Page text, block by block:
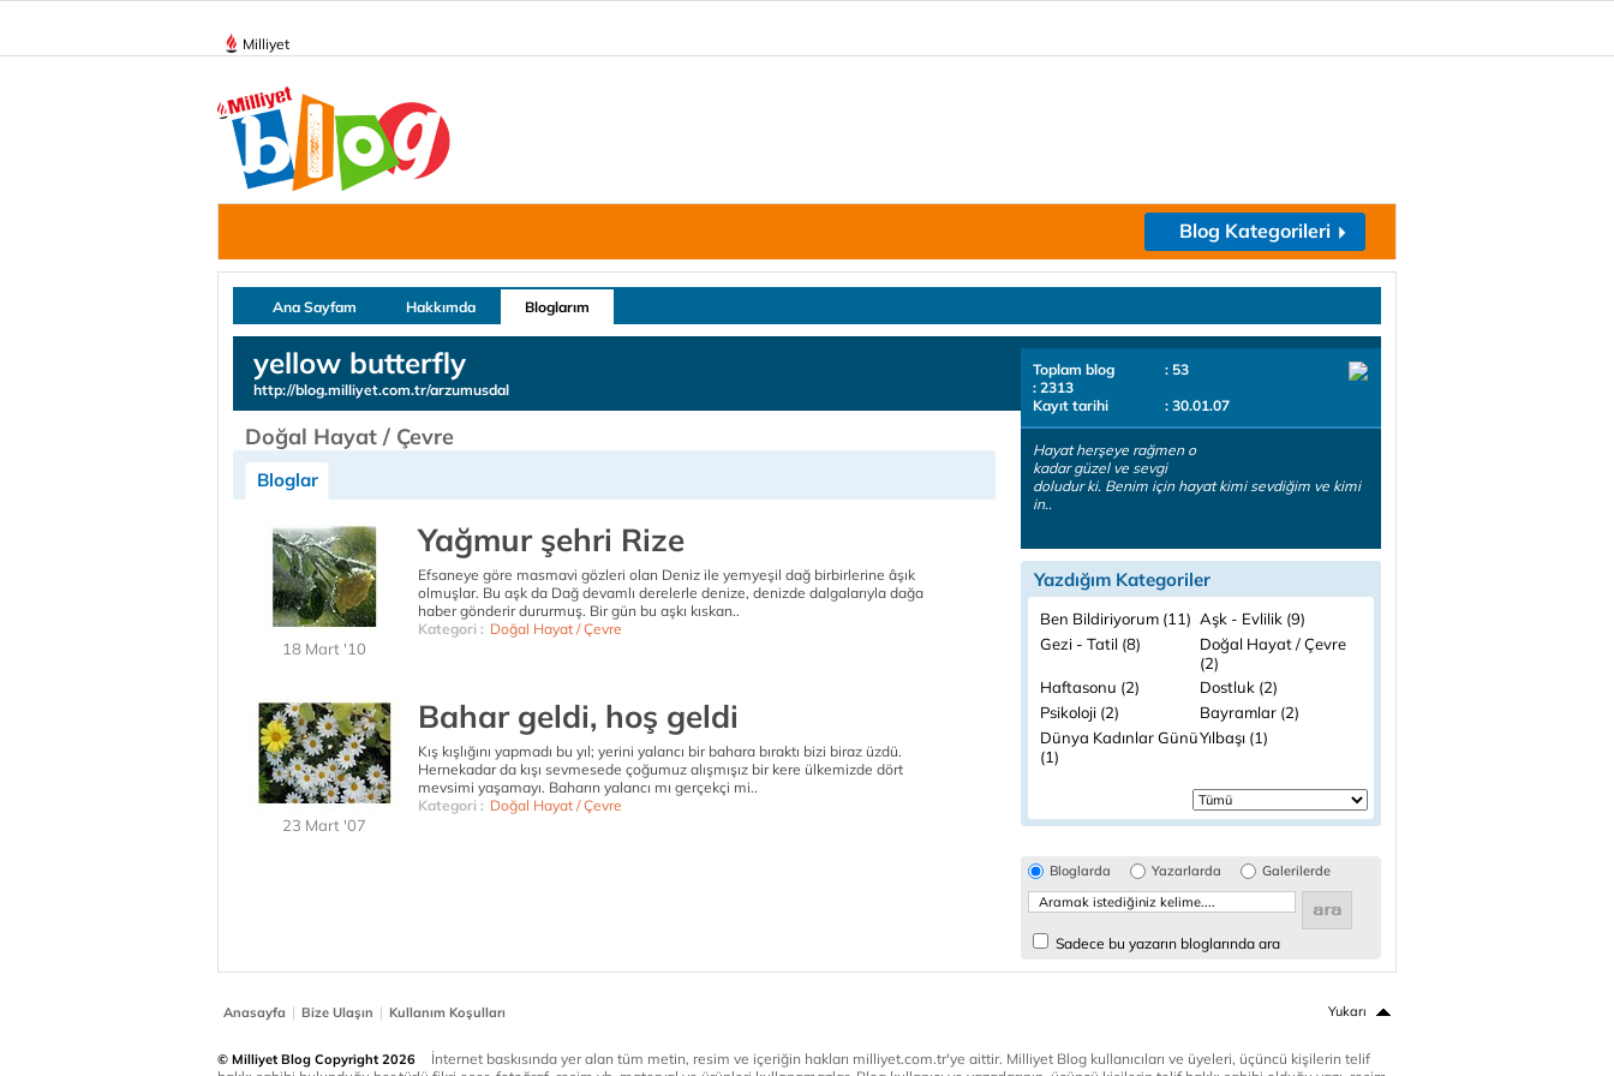
Milliyet
Blog Kategorileri
Ana Sayfam Hakkımda Bloglarım
yellow butterfly
http://blog.milliyet.com.tr/arzumusdal
Doğal Hayat / Çevre
Bloglar
18 Mart '10
Yağmur şehri Rize
Efsaneye göre masmavi gözleri olan Deniz ile yemyeşil dağ birbirlerine âşık
olmuşlar. Bu aşk da Dağ devamlı derelerle denize, denizde dalgalarıyla dağa
haber gönderir dururmuş. Bir gün bu aşkı kıskan..
Kategori : Doğal Hayat / Çevre
23 Mart '07
Bahar geldi, hoş geldi
Kış kışlığını yapmadı bu yıl; yerini yalancı bir bahara bıraktı bizi biraz üzdü.
Hernekadar da kışı sevmesede çoğumuz alışmışız bir kere ülkemizde dört
mevsimi yaşamayı. Baharın yalancı mı gerçekçi mi..
Kategori : Doğal Hayat / Çevre
Toplam blog
: 53
: 2313
Kayıt tarihi
: 30.01.07
Hayat herşeye rağmen o
kadar güzel ve sevgi
doludur ki. Benim için hayat kimi sevdiğim ve kimi
in..
Yazdığım Kategoriler
Ben Bildiriyorum (11) Aşk - Evlilik (9)
Gezi - Tatil (8)
Doğal Hayat / Çevre
(2)
Haftasonu (2)
Dostluk (2)
Psikoloji (2)
Bayramlar (2)
Dünya Kadınlar Günü
(1)
Yılbaşı (1)
Bloglarda Yazarlarda Galerilerde
Sadece bu yazarın bloglarında ara
Anasayfa | Bize Ulaşın | Kullanım Koşulları Yukarı
© Milliyet Blog Copyright 2026
İnternet baskısında yer alan tüm metin, resim ve içeriğin hakları milliyet.com.tr'ye aittir. Milliyet Blog kullanıcıları ve üyeleri, üçüncü kişilerin telif